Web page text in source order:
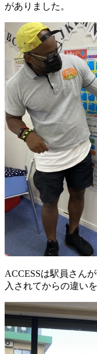
がありました。
ACCESSは駅員さん
入されてからの違い